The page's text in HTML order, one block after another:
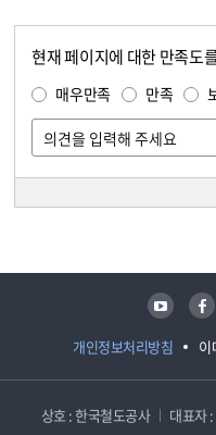
현재 페이지에 대한 만족도
매우만족 만족
개인정보처리방침 이
유튜브 페이스북
상호 : 한국철도공사 대표자